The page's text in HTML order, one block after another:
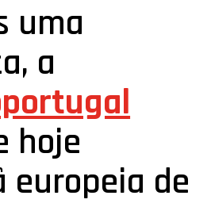
uma
a
hoje
europeia de